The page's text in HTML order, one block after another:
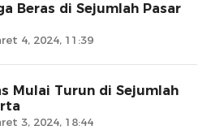
Beras di Sejumlah Pasar
4, 2024, 11:39
Mulai Turun di Sejumlah
3, 2024, 18:44